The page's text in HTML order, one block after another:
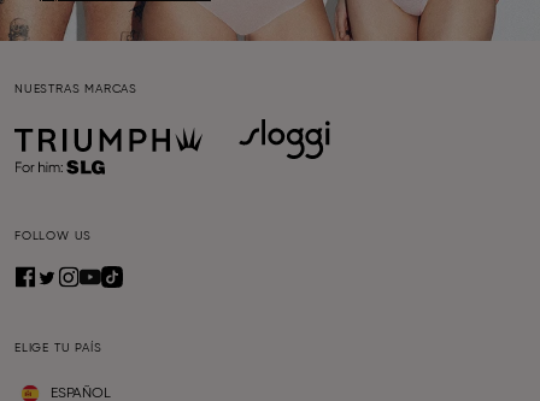
NUESTRAS MARCAS
FOLLOW US
ELIGE TU PAÍS
ESPAÑOL